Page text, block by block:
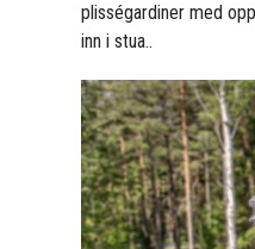
plisségardiner med
inn i stua..